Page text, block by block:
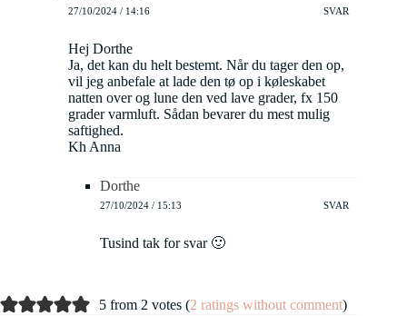
27/10/2024 / 14:16 SVAR
Hej Dorthe
Ja, det kan du helt bestemt. Når du tager den op,
vil jeg anbefale at lade den tø op i køleskabet
natten over og lune den ved lave grader, fx 150
grader varmluft. Sådan bevarer du mest mulig
saftighed.
Kh Anna
Dorthe
27/10/2024 / 15:13 SVAR
Tusind tak for svar 🙂
5 from 2 votes (2 ratings without comment)